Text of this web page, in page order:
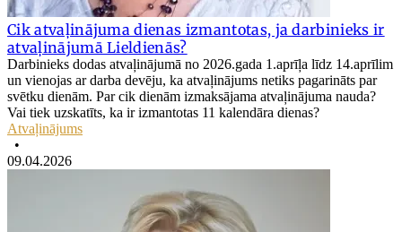
Cik atvaļinājuma dienas izmantotas, ja darbinieks ir
atvaļinājumā Lieldienās?
Darbinieks dodas atvaļinājumā no 2026.gada 1.aprīļa līdz 14.aprīlim
un vienojas ar darba devēju, ka atvaļinājums netiks pagarināts par
svētku dienām. Par cik dienām izmaksājama atvaļinājuma nauda?
Vai tiek uzskatīts, ka ir izmantotas 11 kalendāra dienas?
Atvaļinājums
•
09.04.2026